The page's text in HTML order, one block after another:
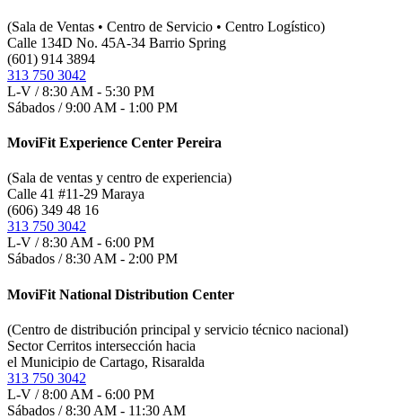
(Sala de Ventas • Centro de Servicio • Centro Logístico)
Calle 134D No. 45A-34 Barrio Spring
(601) 914 3894
313 750 3042
L-V / 8:30 AM - 5:30 PM
Sábados / 9:00 AM - 1:00 PM
MoviFit Experience Center Pereira
(Sala de ventas y centro de experiencia)
Calle 41 #11-29 Maraya
(606) 349 48 16
313 750 3042
L-V / 8:30 AM - 6:00 PM
Sábados / 8:30 AM - 2:00 PM
MoviFit National Distribution Center
(Centro de distribución principal y servicio técnico nacional)
Sector Cerritos intersección hacia
el Municipio de Cartago, Risaralda
313 750 3042
L-V / 8:00 AM - 6:00 PM
Sábados / 8:30 AM - 11:30 AM